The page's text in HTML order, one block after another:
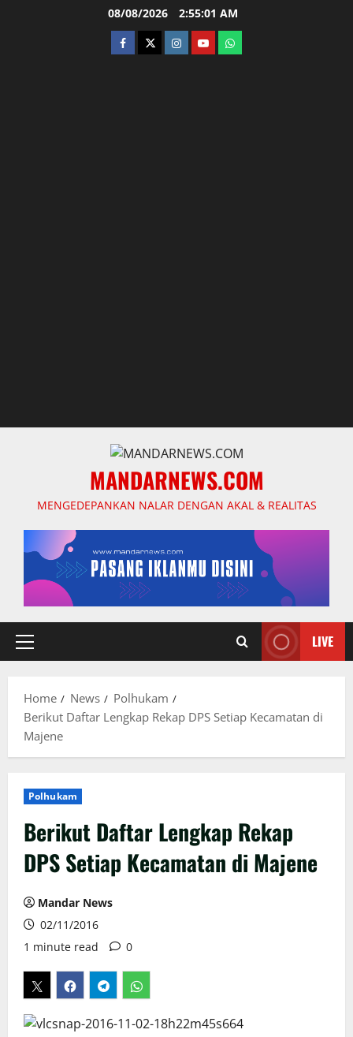
08/08/2026 2:55:02 AM
facebooktwitterinstagram.com
youtubewhatsapp
MANDARNEWS.COM
MENGEDEPANKAN NALAR DENGAN AKAL & REALITAS
Primary
LIVE
Home News
Polhukam
Berikut Daftar Lengkap Rekap DPS Setiap Kecamatan di
Majene
Polhukam
Berikut Daftar Lengkap Rekap
DPS Setiap Kecamatan di Majene
Mandar News
02/11/2016
1 minute read
0